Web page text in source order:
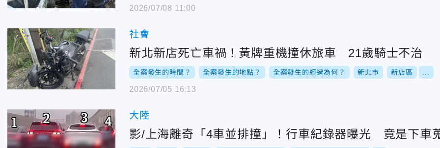
2026/07/08 11:00
社會
新北新店死亡車禍！黃牌重機撞休旅車 21歲騎士不治
全案發生的時間？ 全案發生的地點？ 全案發生的經過為何？ 新北市 新店區
2026/07/05 16:13
大陸
影/上海離奇「4車並排撞」！行車紀錄器曝光 竟是下車